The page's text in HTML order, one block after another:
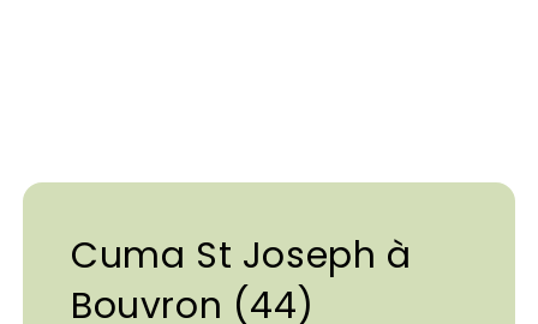
Cuma St Joseph à
Bouvron (44)